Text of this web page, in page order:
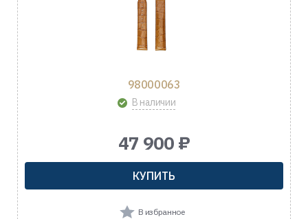
98000063
В наличии
47 900 ₽
КУПИТЬ
В избранное